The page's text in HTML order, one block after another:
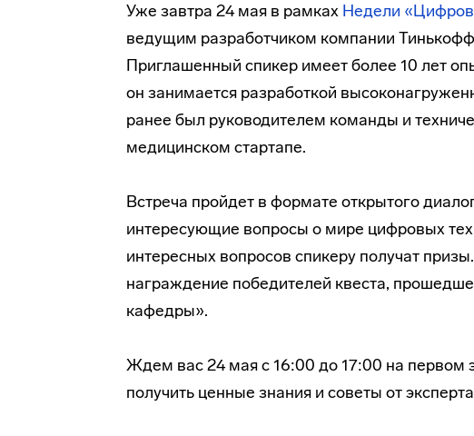
Уже завтра 24 мая в рамках Недели
ведущим разработчиком компании
Приглашенный спикер имеет более 10 лет
он занимается разработкой
ранее был руководителем команды и
медицинском стартапе.
Встреча пройдет в формате открытого
интересующие вопросы о мире цифровых
интересных вопросов спикеру получат
награждение победителей квеста,
кафедры».
Ждем вас 24 мая с 16:00 до 17:00 на
получить ценные знания и советы от